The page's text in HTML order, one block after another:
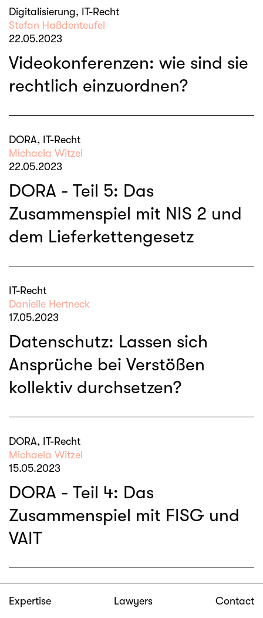
Expertise Lawyers Contact
Digitalisierung, IT-Recht
Stefan Haßdenteufel
22.05.2023
Videokonferenzen: wie sind sie
rechtlich einzuordnen?
DORA, IT-Recht
Michaela Witzel
22.05.2023
DORA - Teil 5: Das
Zusammenspiel mit NIS 2 und
dem Lieferkettengesetz
IT-Recht
Danielle Hertneck
17.05.2023
Datenschutz: Lassen sich
Ansprüche bei Verstößen
kollektiv durchsetzen?
DORA, IT-Recht
Michaela Witzel
15.05.2023
DORA - Teil 4: Das
Zusammenspiel mit FISG und
VAIT
Michaela Witzel